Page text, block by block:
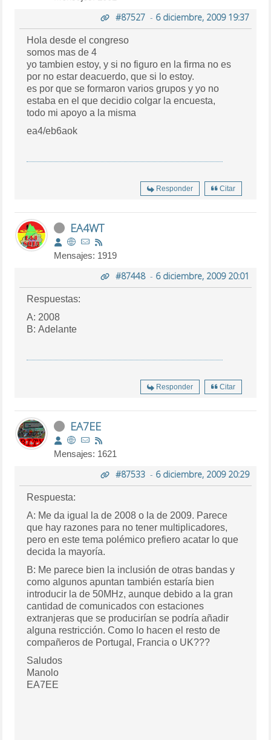
#87527- 6 diciembre, 2009 19:37
Hola desde el congreso
somos mas de 4
yo tambien estoy, y si no figuro en la firma no es
por no estar deacuerdo, que si lo estoy.
es por que se formaron varios grupos y yo no
estaba en el que decidio colgar la encuesta,
todo mi apoyo a la misma
ea4/eb6aok
Responder Citar
EA4WT
Mensajes: 1919
#87448- 6 diciembre, 2009 20:01
Respuestas:
A: 2008
B: Adelante
Responder Citar
EA7EE
Mensajes: 1621
#87533- 6 diciembre, 2009 20:29
Respuesta:
A: Me da igual la de 2008 o la de 2009. Parece
que hay razones para no tener multiplicadores,
pero en este tema polémico prefiero acatar lo que
decida la mayoría.
B: Me parece bien la inclusión de otras bandas y
como algunos apuntan también estaría bien
introducir la de 50MHz, aunque debido a la gran
cantidad de comunicados con estaciones
extranjeras que se producirían se podría añadir
alguna restricción. Como lo hacen el resto de
compañeros de Portugal, Francia o UK???
Saludos
Manolo
EA7EE